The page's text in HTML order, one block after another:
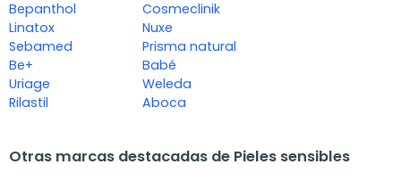
Bepanthol
Linatox
Sebamed
Be+
Uriage
Rilastil
Cosmeclinik
Nuxe
Prisma natural
Babé
Weleda
Aboca
Otras marcas destacadas de Pieles sensibles